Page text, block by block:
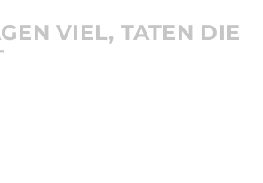
VIEL, TATEN DIE